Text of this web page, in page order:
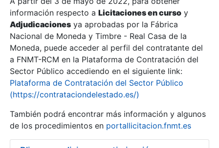
Show/Hide
información respecto a Licitaciones en curso y
Adjudicaciones ya aprobadas por la Fábrica
Nacional de Moneda y Timbre - Real Casa de la
Moneda, puede acceder al perfil del contratante del
a FNMT-RCM en la Plataforma de Contratación del
Sector Público accediendo en el siguiente link:
Plataforma de Contratación del Sector Público
(https://contrataciondelestado.es/)
También podrá encontrar más información y algunos
de los procedimientos en portallicitacion.fnmt.es